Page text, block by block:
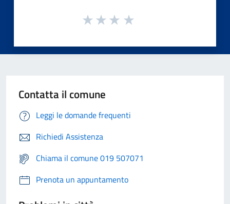
Contatta il comune
Leggi le domande frequenti
Richiedi Assistenza
Chiama il comune 019 507071
Prenota un appuntamento